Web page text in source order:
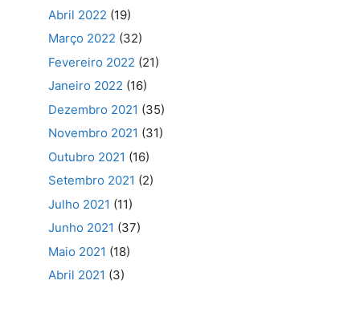
Abril 2022 (19)
Março 2022 (32)
Fevereiro 2022 (21)
Janeiro 2022 (16)
Dezembro 2021 (35)
Novembro 2021 (31)
Outubro 2021 (16)
Setembro 2021 (2)
Julho 2021 (11)
Junho 2021 (37)
Maio 2021 (18)
Abril 2021 (3)